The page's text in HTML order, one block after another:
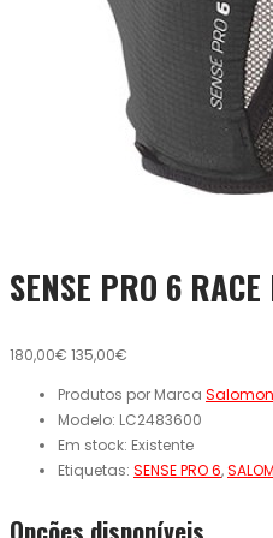
SENSE PRO 6
180,00€ 135,00€
Produtos por Marca Salomon
Modelo: LC2483600
Em stock: Existente
Etiquetas: SENSE PRO 6,
Opcões disponíveis